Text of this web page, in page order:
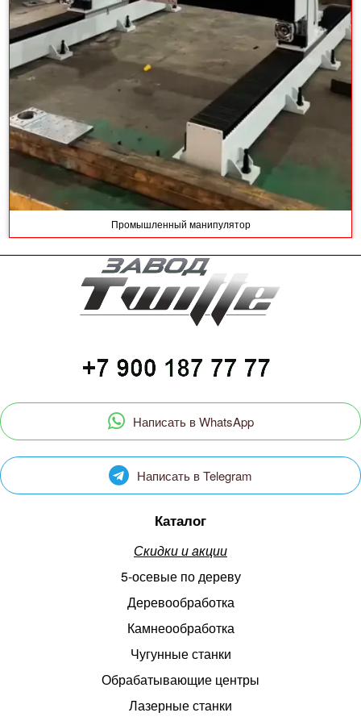
Промышленный манипулятор
Написать в WhatsApp
Написать в Telegram
Каталог
Скидки и акции
5-осевые по дереву
Деревообработка
Камнеообработка
Чугунные станки
Обрабатывающие центры
Лазерные станки